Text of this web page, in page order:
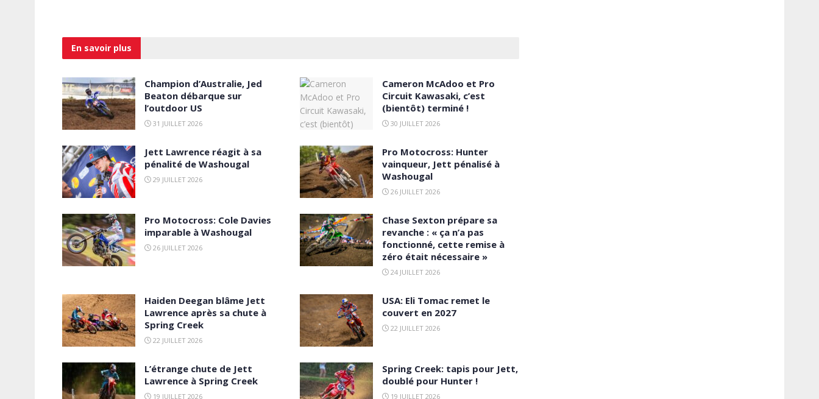
En savoir plus
Champion d’Australie, Jed
Beaton débarque sur
l’outdoor US
31 JUILLET 2026
Cameron McAdoo et Pro
Circuit Kawasaki, c’est
(bientôt) terminé !
30 JUILLET 2026
Jett Lawrence réagit à sa
pénalité de Washougal
29 JUILLET 2026
Pro Motocross: Hunter
vainqueur, Jett pénalisé à
Washougal
26 JUILLET 2026
Pro Motocross: Cole Davies
imparable à Washougal
26 JUILLET 2026
Chase Sexton prépare sa
revanche : « ça n’a pas
fonctionné, cette remise à
zéro était nécessaire »
24 JUILLET 2026
Haiden Deegan blâme Jett
Lawrence après sa chute à
Spring Creek
22 JUILLET 2026
USA: Eli Tomac remet le
couvert en 2027
22 JUILLET 2026
L’étrange chute de Jett
Lawrence à Spring Creek
19 JUILLET 2026
Spring Creek: tapis pour Jett,
doublé pour Hunter !
19 JUILLET 2026